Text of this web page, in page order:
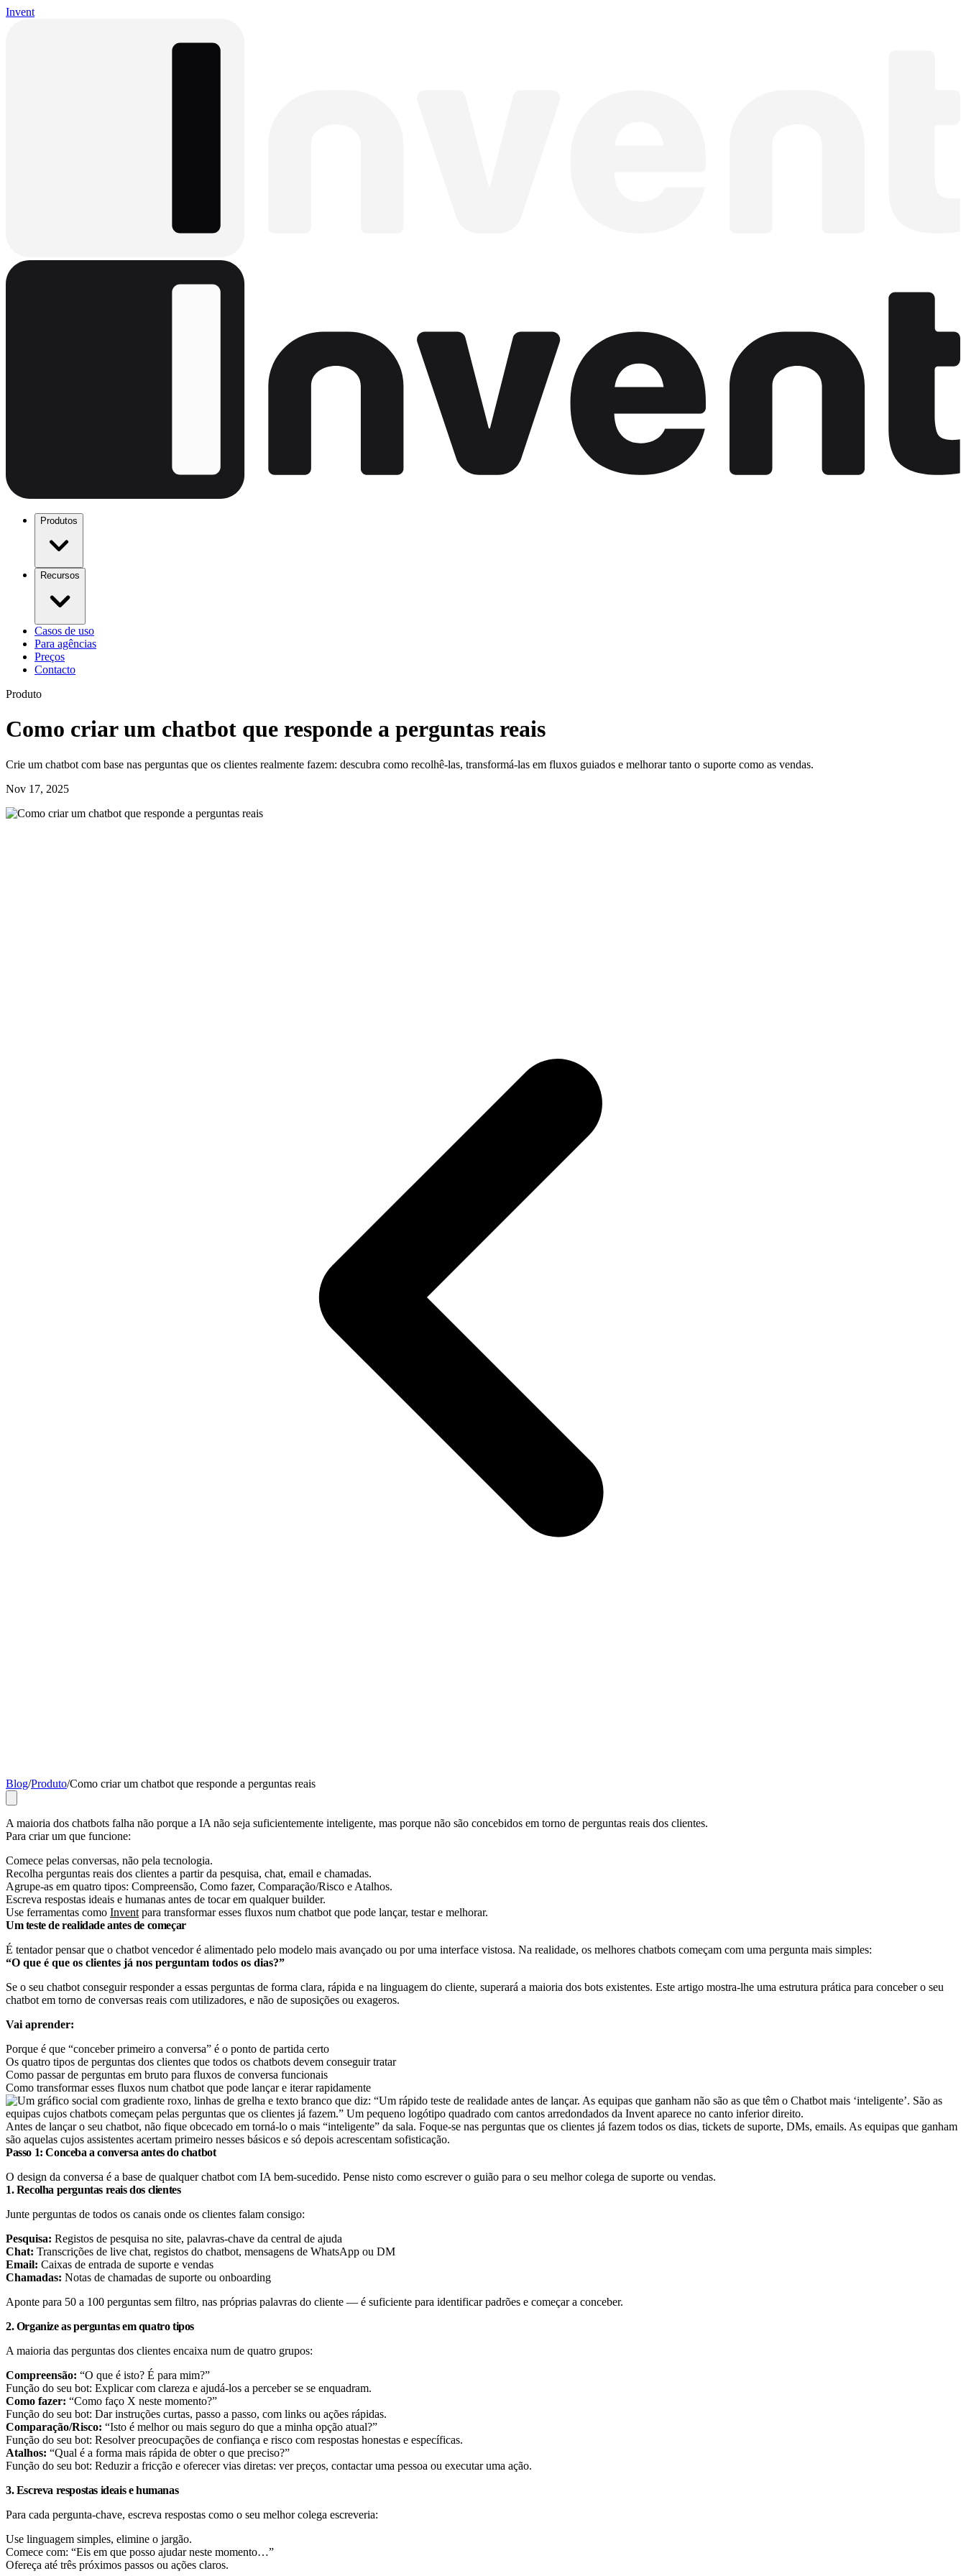
Invent
Produtos
Recursos
Casos de uso
Para agências
Preços
Contacto
Produto
Como criar um chatbot que responde a perguntas reais
Crie um chatbot com base nas perguntas que os clientes realmente fazem: descubra como recolhê-las, transformá-las em fluxos guiados e melhorar tanto o suporte como as vendas.
Nov 17, 2025
Blog/Produto/Como criar um chatbot que responde a perguntas reais
A maioria dos chatbots falha não porque a IA não seja suficientemente inteligente, mas porque não são concebidos em torno de perguntas reais dos clientes.
Para criar um que funcione:
Comece pelas conversas, não pela tecnologia.
Recolha perguntas reais dos clientes a partir da pesquisa, chat, email e chamadas.
Agrupe-as em quatro tipos: Compreensão, Como fazer, Comparação/Risco e Atalhos.
Escreva respostas ideais e humanas antes de tocar em qualquer builder.
Use ferramentas como Invent para transformar esses fluxos num chatbot que pode lançar, testar e melhorar.
Um teste de realidade antes de começar
É tentador pensar que o chatbot vencedor é alimentado pelo modelo mais avançado ou por uma interface vistosa. Na realidade, os melhores chatbots começam com uma pergunta mais simples:
“O que é que os clientes já nos perguntam todos os dias?”
Se o seu chatbot conseguir responder a essas perguntas de forma clara, rápida e na linguagem do cliente, superará a maioria dos bots existentes. Este artigo mostra-lhe uma estrutura prática para conceber o seu
chatbot em torno de conversas reais com utilizadores, e não de suposições ou exageros.
Vai aprender:
Porque é que “conceber primeiro a conversa” é o ponto de partida certo
Os quatro tipos de perguntas dos clientes que todos os chatbots devem conseguir tratar
Como passar de perguntas em bruto para fluxos de conversa funcionais
Como transformar esses fluxos num chatbot que pode lançar e iterar rapidamente
Antes de lançar o seu chatbot, não fique obcecado em torná-lo o mais “inteligente” da sala. Foque-se nas perguntas que os clientes já fazem todos os dias, tickets de suporte, DMs, emails. As equipas que ganham
são aquelas cujos assistentes acertam primeiro nesses básicos e só depois acrescentam sofisticação.
Passo 1: Conceba a conversa antes do chatbot
O design da conversa é a base de qualquer chatbot com IA bem-sucedido. Pense nisto como escrever o guião para o seu melhor colega de suporte ou vendas.
1. Recolha perguntas reais dos clientes
Junte perguntas de todos os canais onde os clientes falam consigo:
Pesquisa: Registos de pesquisa no site, palavras-chave da central de ajuda
Chat: Transcrições de live chat, registos do chatbot, mensagens de WhatsApp ou DM
Email: Caixas de entrada de suporte e vendas
Chamadas: Notas de chamadas de suporte ou onboarding
Aponte para 50 a 100 perguntas sem filtro, nas próprias palavras do cliente — é suficiente para identificar padrões e começar a conceber.
2. Organize as perguntas em quatro tipos
A maioria das perguntas dos clientes encaixa num de quatro grupos:
Compreensão: “O que é isto? É para mim?”
Função do seu bot: Explicar com clareza e ajudá-los a perceber se se enquadram.
Como fazer: “Como faço X neste momento?”
Função do seu bot: Dar instruções curtas, passo a passo, com links ou ações rápidas.
Comparação/Risco: “Isto é melhor ou mais seguro do que a minha opção atual?”
Função do seu bot: Resolver preocupações de confiança e risco com respostas honestas e específicas.
Atalhos: “Qual é a forma mais rápida de obter o que preciso?”
Função do seu bot: Reduzir a fricção e oferecer vias diretas: ver preços, contactar uma pessoa ou executar uma ação.
3. Escreva respostas ideais e humanas
Para cada pergunta-chave, escreva respostas como o seu melhor colega escreveria:
Use linguagem simples, elimine o jargão.
Comece com: “Eis em que posso ajudar neste momento…”
Ofereça até três próximos passos ou ações claros.